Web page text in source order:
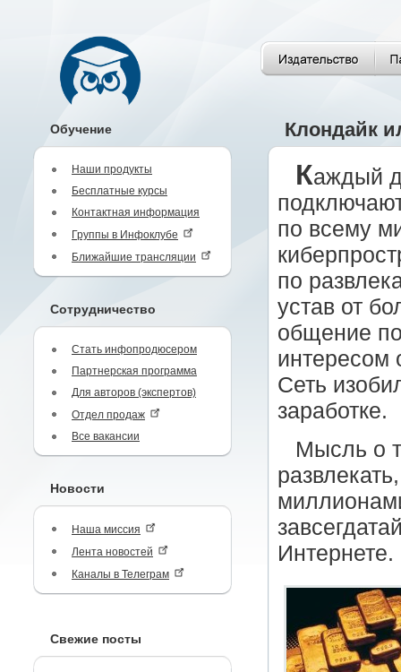
Обучение
Наши продукты
Бесплатные курсы
Контактная информация
Группы в Инфоклубе
Ближайшие трансляции
Сотрудничество
Стать инфопродюсером
Партнерская программа
Для авторов (экспертов)
Отдел продаж
Все вакансии
Новости
Наша миссия
Лента новостей
Каналы в Телеграм
Свежие посты
Клондайк
Каждый
по всему
по
устав от
общение по
интересом
Сеть
заработке.
Мысль о
Интернете.